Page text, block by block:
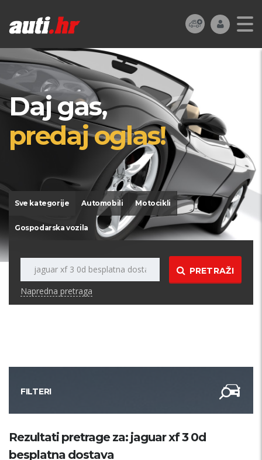
Daj gas,
predaj oglas!
Sve kategorije Automobili Motocikli
Gospodarska vozila
PRETRAŽI
Napredna pretraga
FILTERI
Kategorija
Rezultati pretrage za: jaguar xf 3 0d
besplatna dostava